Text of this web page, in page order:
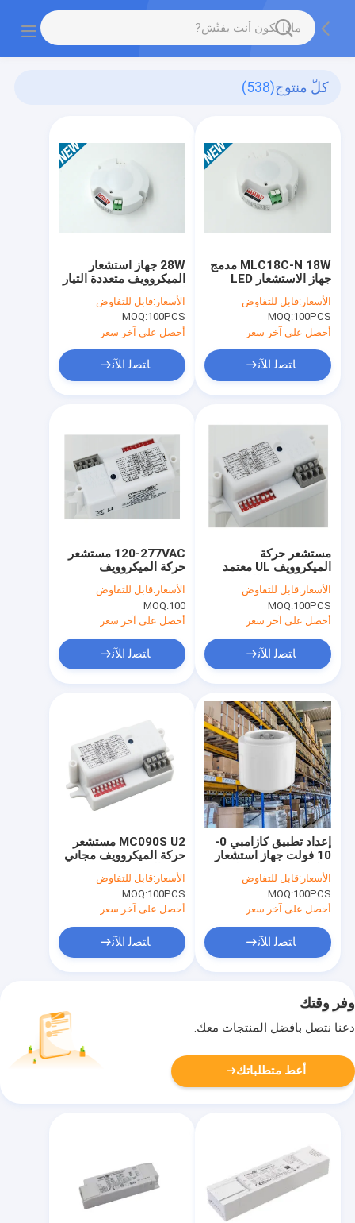
كلّ منتوج(538)
28W جهاز استشعار
الميكروويف متعددة التيار
550mA / 600mA /
700mA
الأسعار:قابل للتفاوض
MOQ:100PCS
أحصل على آخر سعر
ﺎﺘﺼﻟ ﺍﻶﻧ
MLC18C-N 18W مدمج
جهاز الاستشعار LED
السقف ، ON - OFF /
Dimming
الأسعار:قابل للتفاوض
MOQ:100PCS
أحصل على آخر سعر
ﺎﺘﺼﻟ ﺍﻶﻧ
120-277VAC مستشعر
حركة الميكروويف
MC090S U Batch
Over FCC مقاومة
متفوقة
الأسعار:قابل للتفاوض
MOQ:100
أحصل على آخر سعر
ﺎﺘﺼﻟ ﺍﻶﻧ
مستشعر حركة
الميكروويف UL معتمد
الحجم الصغير للغاية
5.8GHz التردد MC090S
U
الأسعار:قابل للتفاوض
MOQ:100PCS
أحصل على آخر سعر
ﺎﺘﺼﻟ ﺍﻶﻧ
MC090S U2 مستشعر
حركة الميكروويف مجاني
نطاق الميكروويف الكشف
النشط IP20
الأسعار:قابل للتفاوض
MOQ:100PCS
أحصل على آخر سعر
ﺎﺘﺼﻟ ﺍﻶﻧ
إعداد تطبيق كازامبي 0-
10 فولت جهاز استشعار
استشعار حركة High Bay
Mini Size MW
الأسعار:قابل للتفاوض
MOQ:100PCS
أحصل على آخر سعر
ﺎﺘﺼﻟ ﺍﻶﻧ
وفر وقتك
دعنا نتصل بأفضل المنتجات معك.
أعط متطلباتك